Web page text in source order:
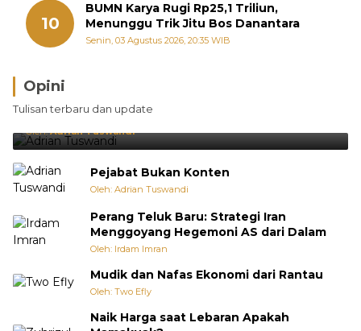
10
BUMN Karya Rugi Rp25,1 Triliun,
Menunggu Trik Jitu Bos Danantara
Senin, 03 Agustus 2026, 20:35 WIB
Opini
Tulisan terbaru dan update
Brasil Lebih Diunggulkan, tetapi Jepang Selalu
Punya Cara Membuat Kejutan
Oleh:Adrian Tuswandi
Pejabat Bukan Konten
Oleh: Adrian Tuswandi
Perang Teluk Baru: Strategi Iran
Menggoyang Hegemoni AS dari Dalam
Oleh: Irdam Imran
Mudik dan Nafas Ekonomi dari Rantau
Oleh: Two Efly
Naik Harga saat Lebaran Apakah